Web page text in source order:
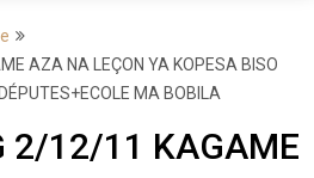
AZA NA LEÇON YA KOPESA BISO
MA BOBILA
2/12/11 KAGAME